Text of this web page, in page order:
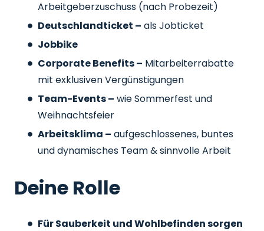
Arbeitgeberzuschuss (nach Probezeit)
Deutschlandticket – als Jobticket
Jobbike
Corporate Benefits – Mitarbeiterrabatte
mit exklusiven Vergünstigungen
Team-Events – wie Sommerfest und
Weihnachtsfeier
Arbeitsklima – aufgeschlossenes, buntes
und dynamisches Team & sinnvolle Arbeit
Deine Rolle
Für Sauberkeit und Wohlbefinden sorgen